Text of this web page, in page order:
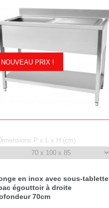
NOUVEAU PRIX !
P x L x H (cm)
en inox avec sous-tablette
égouttoir à droite
70cm